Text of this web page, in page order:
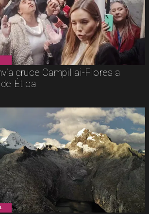
cruce Campillai-Flores a
Ética